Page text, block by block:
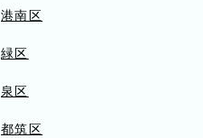
港南区
緑区
泉区
都筑区